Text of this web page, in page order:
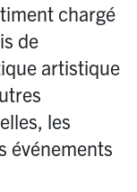
chargé
de
artistique
les
événements